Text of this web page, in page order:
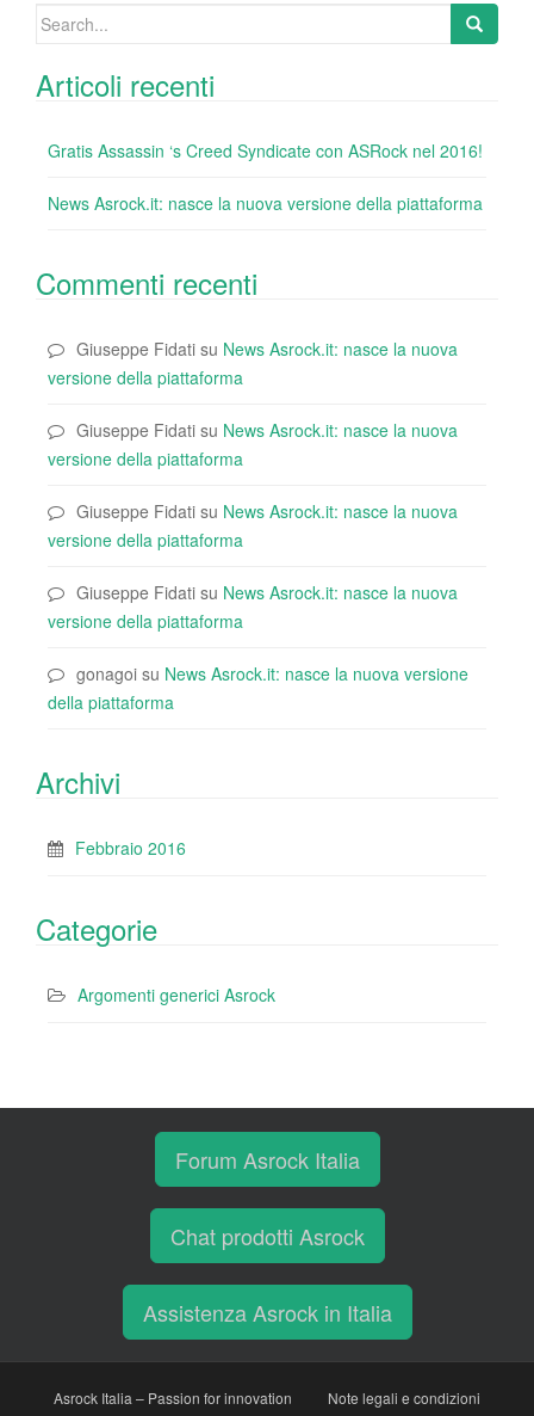
Search
Articoli recenti
Gratis Assassin ‘s Creed Syndicate con ASRock nel 2016!
News Asrock.it: nasce la nuova versione della piattaforma
Commenti recenti
Giuseppe Fidati su News Asrock.it: nasce la nuova
versione della piattaforma
Giuseppe Fidati su News Asrock.it: nasce la nuova
versione della piattaforma
Giuseppe Fidati su News Asrock.it: nasce la nuova
versione della piattaforma
Giuseppe Fidati su News Asrock.it: nasce la nuova
versione della piattaforma
gonagoi su News Asrock.it: nasce la nuova versione
della piattaforma
Archivi
Febbraio 2016
Categorie
Argomenti generici Asrock
Forum Asrock Italia
Chat prodotti Asrock
Assistenza Asrock in Italia
Asrock Italia – Passion for innovation Note legali e condizioni